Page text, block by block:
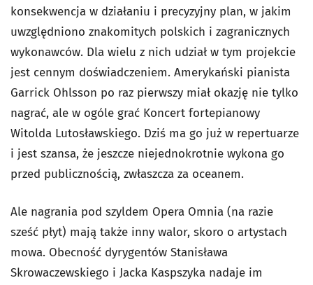
konsekwencja w działaniu i precyzyjny plan, w jakim
uwzględniono znakomitych polskich i zagranicznych
wykonawców. Dla wielu z nich udział w tym projekcie
jest cennym doświadczeniem. Amerykański pianista
Garrick Ohlsson po raz pierwszy miał okazję nie tylko
nagrać, ale w ogóle grać Koncert fortepianowy
Witolda Lutosławskiego. Dziś ma go już w repertuarze
i jest szansa, że jeszcze niejednokrotnie wykona go
przed publicznością, zwłaszcza za oceanem.
Ale nagrania pod szyldem Opera Omnia (na razie
sześć płyt) mają także inny walor, skoro o artystach
mowa. Obecność dyrygentów Stanisława
Skrowaczewskiego i Jacka Kaspszyka nadaje im